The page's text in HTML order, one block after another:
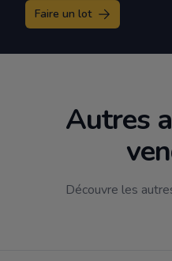
Faire un lot
Autres
Découvre les